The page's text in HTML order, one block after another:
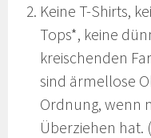
Keine T-Shirts,
Tops*, keine
kreischenden
sind ärmellose
Ordnung, wenn
Überziehen hat.